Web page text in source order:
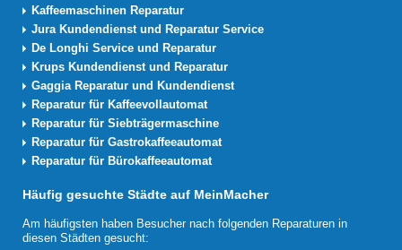
Kaffeemaschinen Reparatur
Jura Kundendienst und Reparatur Service
De Longhi Service und Reparatur
Krups Kundendienst und Reparatur
Gaggia Reparatur und Kundendienst
Reparatur für Kaffeevollautomat
Reparatur für Siebträgermaschine
Reparatur für Gastrokaffeeautomat
Reparatur für Bürokaffeeautomat
Häufig gesuchte Städte auf MeinMacher
Am häufigsten haben Besucher nach folgenden Reparaturen in
diesen Städten gesucht: